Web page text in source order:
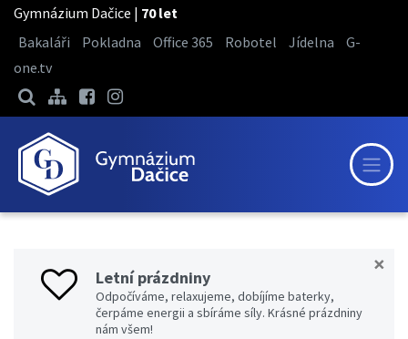
Gymnázium Dačice | 70 let
Bakaláři
Pokladna Office 365 Robotel Jídelna
G-
one.tv
×
Letní prázdniny
Odpočíváme, relaxujeme, dobíjíme baterky,
čerpáme energii a sbíráme síly. Krásné prázdniny
nám všem!